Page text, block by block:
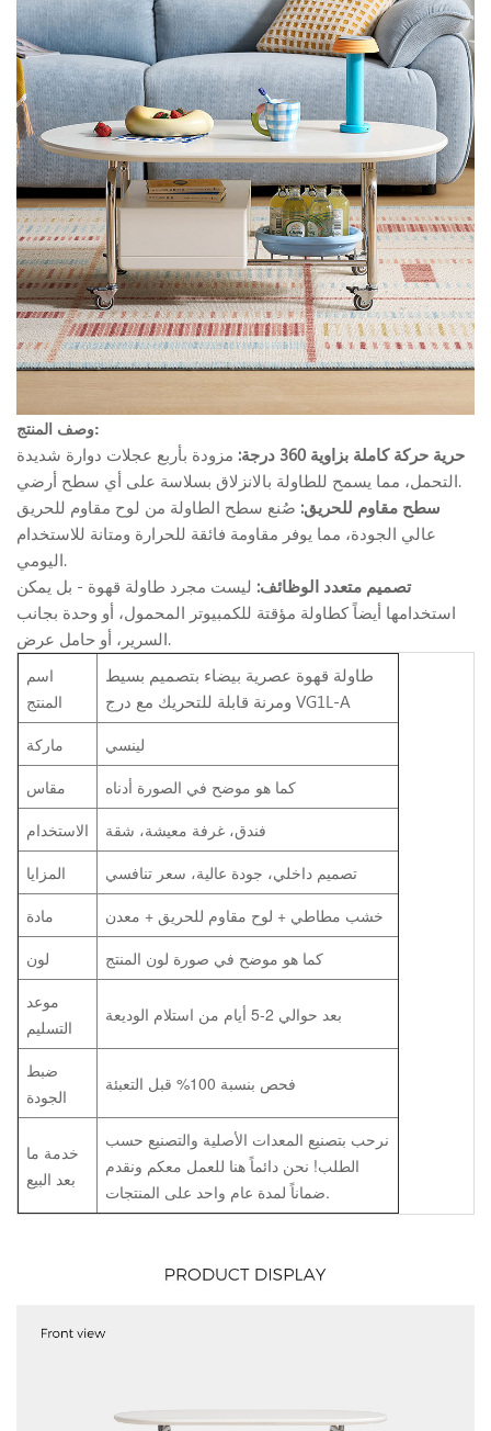
وصف المنتج:
حرية حركة كاملة بزاوية 360 درجة:
مزودة بأربع عجلات دوارة شديدة
التحمل، مما يسمح للطاولة بالانزلاق بسلاسة على أي سطح أرضي.
سطح مقاوم للحريق: صُنع سطح الطاولة من لوح مقاوم للحريق
عالي الجودة، مما يوفر مقاومة فائقة للحرارة ومتانة للاستخدام
اليومي.
تصميم متعدد الوظائف: ليست مجرد طاولة قهوة - بل يمكن
استخدامها أيضاً كطاولة مؤقتة للكمبيوتر المحمول، أو وحدة بجانب
السرير، أو حامل عرض.
اسم
المنتج
طاولة قهوة عصرية بيضاء بتصميم بسيط
ومرنة قابلة للتحريك مع درج VG1L-A
ماركة
لينسي
مقاس
كما هو موضح في الصورة أدناه
الاستخدام
فندق، غرفة معيشة، شقة
المزايا
تصميم داخلي، جودة عالية، سعر تنافسي
مادة
خشب مطاطي + لوح مقاوم للحريق + معدن
لون
كما هو موضح في صورة لون المنتج
موعد
التسليم
بعد حوالي 2-5 أيام من استلام الوديعة
ضبط
الجودة
فحص بنسبة 100% قبل التعبئة
خدمة ما
بعد البيع
نرحب بتصنيع المعدات الأصلية والتصنيع حسب
الطلب! نحن دائماً هنا للعمل معكم ونقدم
ضماناً لمدة عام واحد على المنتجات.